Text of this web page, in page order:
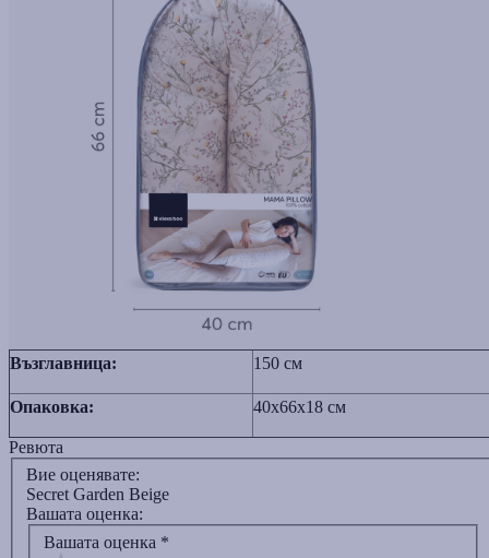
Възглавница: 150 см
Опаковка: 40x66x18 см
Ревюта
Вие оценявате:
Secret Garden Beige
Вашата оценка:
Вашата оценка *